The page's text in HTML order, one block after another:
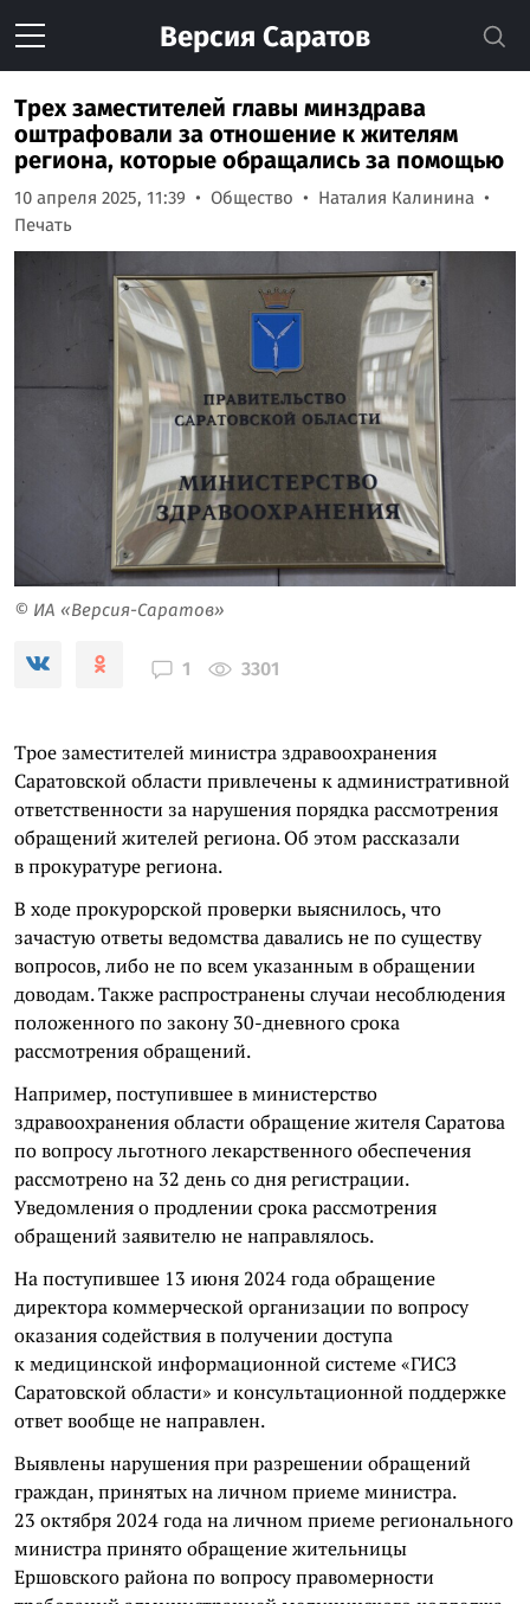
Версия Саратов
Трех заместителей главы минздрава
оштрафовали за отношение к жителям
региона, которые обращались за помощью
10 апреля 2025, 11:39 Общество
Наталия Калинина
Печать
© ИА «Версия-Саратов»
1 3301
Трое заместителей министра здравоохранения
Саратовской области привлечены к административной
ответственности за нарушения порядка рассмотрения
обращений жителей региона. Об этом рассказали
в прокуратуре региона.
В ходе прокурорской проверки выяснилось, что
зачастую ответы ведомства давались не по существу
вопросов, либо не по всем указанным в обращении
доводам. Также распространены случаи несоблюдения
положенного по закону 30-дневного срока
рассмотрения обращений.
Например, поступившее в министерство
здравоохранения области обращение жителя Саратова
по вопросу льготного лекарственного обеспечения
рассмотрено на 32 день со дня регистрации.
Уведомления о продлении срока рассмотрения
обращений заявителю не направлялось.
На поступившее 13 июня 2024 года обращение
директора коммерческой организации по вопросу
оказания содействия в получении доступа
к медицинской информационной системе «ГИСЗ
Саратовской области» и консультационной поддержке
ответ вообще не направлен.
Выявлены нарушения при разрешении обращений
граждан, принятых на личном приеме министра.
23 октября 2024 года на личном приеме регионального
министра принято обращение жительницы
Ершовского района по вопросу правомерности